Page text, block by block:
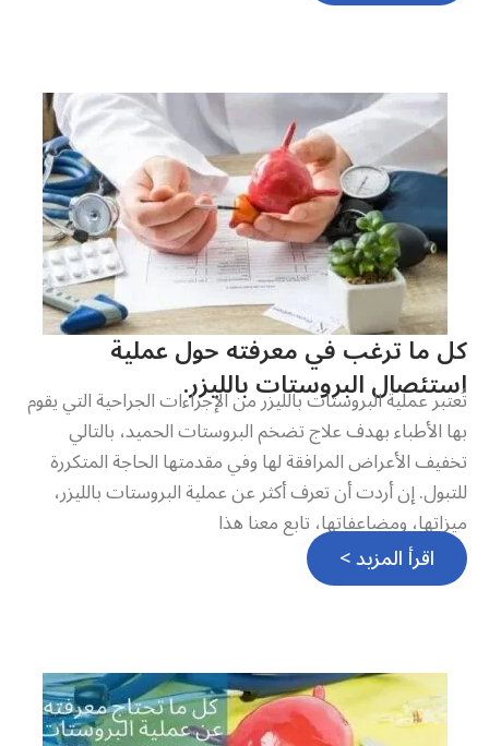
كل ما ترغب في معرفته حول عملية
استئصال البروستات بالليزر.
تُعتبر عملية البروستات بالليزر من الإجراءات الجراحية التي يقوم
بها الأطباء بهدف علاج تضخم البروستات الحميد، بالتالي
تخفيف الأعراض المرافقة لها وفي مقدمتها الحاجة المتكررة
للتبول. إن أردت أن تعرف أكثر عن عملية البروستات بالليزر،
ميزاتها، ومضاعفاتها، تابع معنا هذا
اقرأ المزيد >